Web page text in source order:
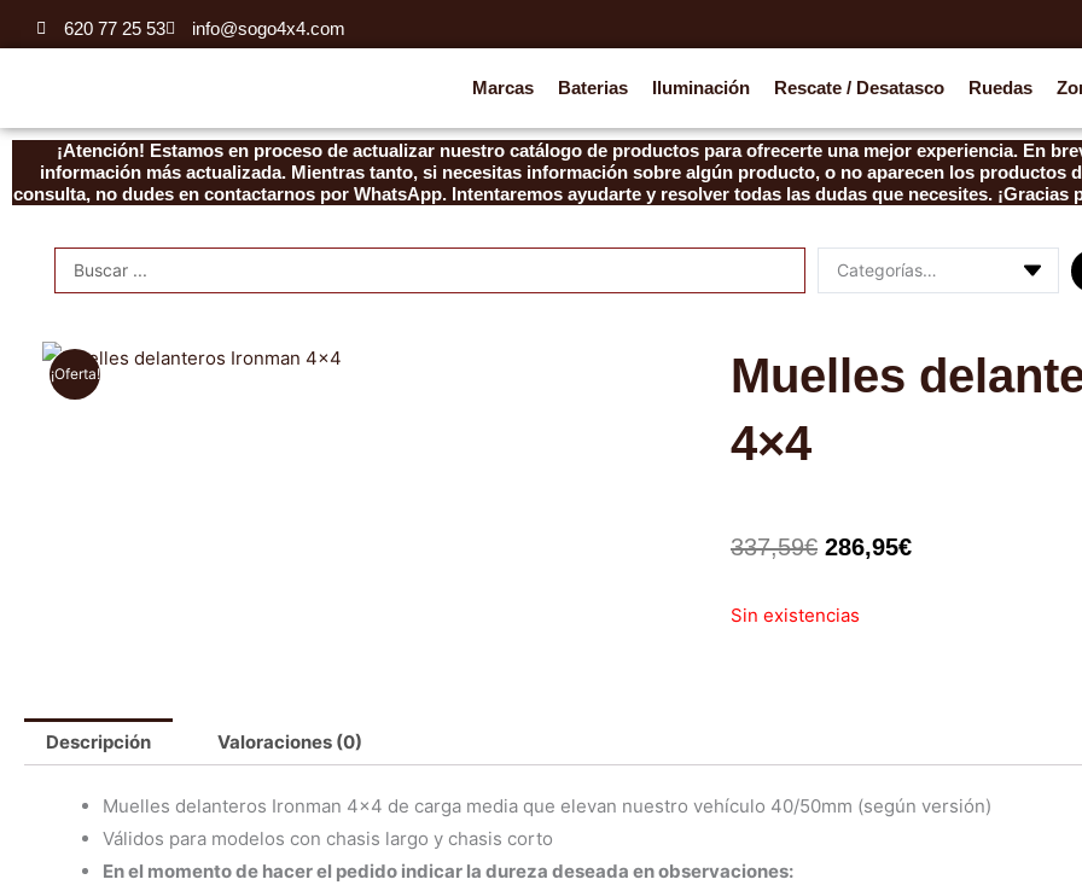
al
620 77 25 53 info@sogo4x4.com
Marcas Baterias Iluminación Rescate / Desatasco Ruedas
¡Atención! Estamos en proceso de actualizar nuestro catálogo de productos para ofrecerte una mejor experiencia. En
información más actualizada. Mientras tanto, si necesitas información sobre algún producto, o no aparecen los productos
consulta, no dudes en contactarnos por WhatsApp. Intentaremos ayudarte y resolver todas las dudas que necesites. ¡Gracias
Search
...
¡Oferta!
Muelles
4×4
337,59€ El
286,95€El
Sin existencias
Descripción Valoraciones (0)
Muelles delanteros Ironman 4×4 de carga media que elevan nuestro vehículo 40/50mm (según versión)
Válidos para modelos con chasis largo y chasis corto
En el momento de hacer el pedido indicar la dureza deseada en observaciones: